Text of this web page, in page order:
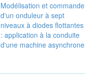
Modélisation et commande
d'un onduleur à sept
niveaux à diodes flottantes
: application à la conduite
d'une machine asynchrone